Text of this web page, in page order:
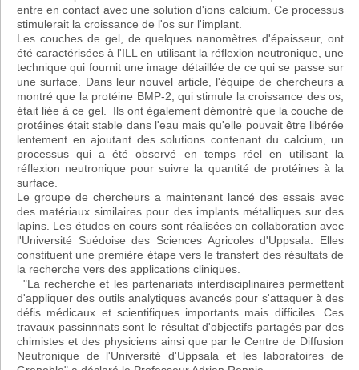
entre en contact avec une solution d'ions calcium. Ce processus
stimulerait la croissance de l'os sur l'implant.
Les couches de gel, de quelques nanomètres d'épaisseur, ont
été caractérisées à l'ILL en utilisant la réflexion neutronique, une
technique qui fournit une image détaillée de ce qui se passe sur
une surface. Dans leur nouvel article, l'équipe de chercheurs a
montré que la protéine BMP-2, qui stimule la croissance des os,
était liée à ce gel. Ils ont également démontré que la couche de
protéines était stable dans l'eau mais qu'elle pouvait être libérée
lentement en ajoutant des solutions contenant du calcium, un
processus qui a été observé en temps réel en utilisant la
réflexion neutronique pour suivre la quantité de protéines à la
surface.
Le groupe de chercheurs a maintenant lancé des essais avec
des matériaux similaires pour des implants métalliques sur des
lapins. Les études en cours sont réalisées en collaboration avec
l'Université Suédoise des Sciences Agricoles d'Uppsala. Elles
constituent une première étape vers le transfert des résultats de
la recherche vers des applications cliniques.
"La recherche et les partenariats interdisciplinaires permettent
d'appliquer des outils analytiques avancés pour s'attaquer à des
défis médicaux et scientifiques importants mais difficiles. Ces
travaux passinnnats sont le résultat d'objectifs partagés par des
chimistes et des physiciens ainsi que par le Centre de Diffusion
Neutronique de l'Université d'Uppsala et les laboratoires de